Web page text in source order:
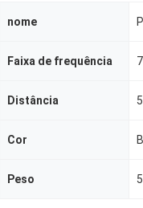
nome
Faixa de frequência
Distância
Cor
Peso